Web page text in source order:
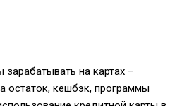
на картах –
остаток, кешбэк, программы